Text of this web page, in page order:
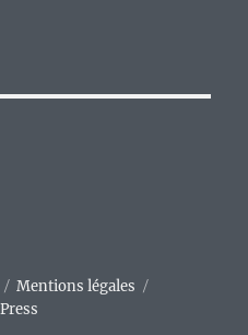
Mentions légales